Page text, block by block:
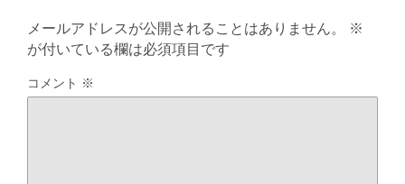
メールアドレスが公開されることはありません。
※
が付いている欄は必須項目です
コメント ※